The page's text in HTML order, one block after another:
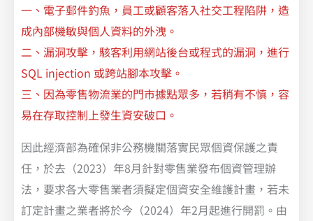
一、電子郵件釣魚，員工或顧客落入社交工程陷阱，造
成內部機敏與個人資料的外洩。
二、漏洞攻擊，駭客利用網站後台或程式的漏洞，進行
SQL injection 或跨站腳本攻擊。
三、因為零售物流業的門市據點眾多，若稍有不慎，容
易在存取控制上發生資安破口。
因此經濟部為確保非公務機關落實民眾個資保護之責
任，於去（2023）年8月針對零售業發布個資管理辦
法，要求各大零售業者須擬定個資安全維護計畫，若未
訂定計畫之業者將於今（2024）年2月起進行開罰。由